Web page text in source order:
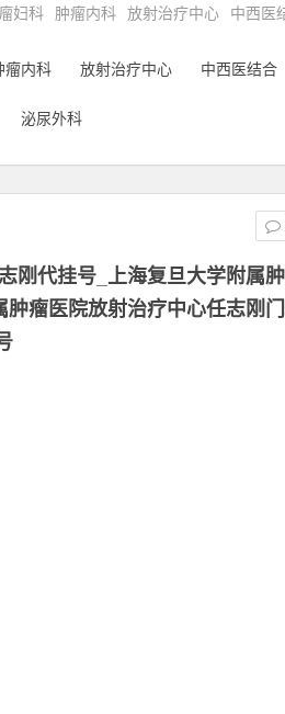
妇科 肿瘤内科 放射治疗中心 中西医
瘤内科 放射治疗中心 中西医结合
泌尿外科
刚代挂号_上海复旦大学附属
瘤医院放射治疗中心任志刚